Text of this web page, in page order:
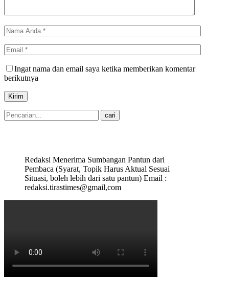
Ingat nama dan email saya ketika memberikan komentar
berikutnya
Redaksi Menerima Sumbangan Pantun dari
Pembaca (Syarat, Topik Harus Aktual Sesuai
Situasi, boleh lebih dari satu pantun) Email :
redaksi.tirastimes@gmail,com